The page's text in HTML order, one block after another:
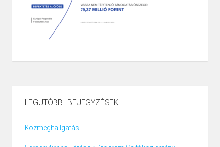
LEGUTÓBBI BEJEGYZÉSEK
Közmeghallgatás